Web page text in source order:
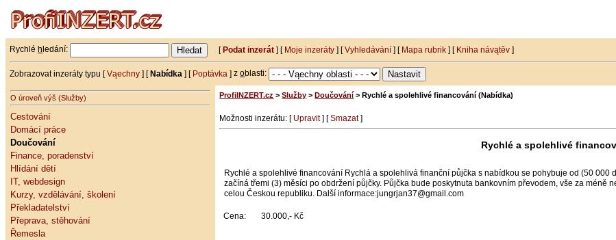
Rychlé h ledání: [Podat inzerát ] [ Moje inzeráty ] [Vyhledávání ] [ Mapa rubrik ] [ Kniha návątěv ]
Zobrazovat inzeráty typu [Vąechny ] [Nabídka ] [ Poptávka ]zoblasti:
O úroveň výš (Služby)
Cestování
Domácí práce
Doučování
Finance, poradenství
Hlídání dětí
IT, webdesign
Kurzy, vzdělávání, školení
Překladatelství
Přeprava, stěhování
Řemesla
ProfiINZERT.cz >Služby > Doučování > Rychlé a spolehlivé financování (Nabídka)
Možnosti inzerátu: [ Upravit] [Smazat]
Rychlé a spolehlivé
Rychlé a spolehlivé financování Rychlá a spolehlivá finanční půjčka s nabídkou se pohybuje od (50
začíná třemi (3) měsíci po obdržení půjčky. Půjčka bude poskytnuta bankovním převodem, vše za méně
celou Českou republiku. Další informace:jungrjan37@gmail.com
Cena: 30.000,- Kč